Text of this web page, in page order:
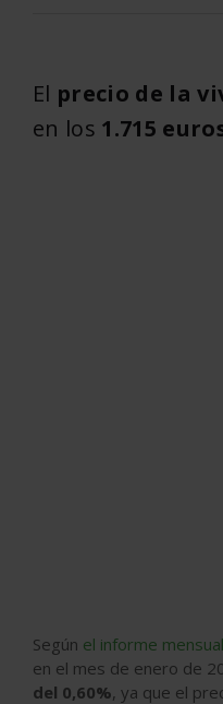
El precio de la
en los 1.715
Según el informe
en el mes de enero de
del 0,60%, ya que el